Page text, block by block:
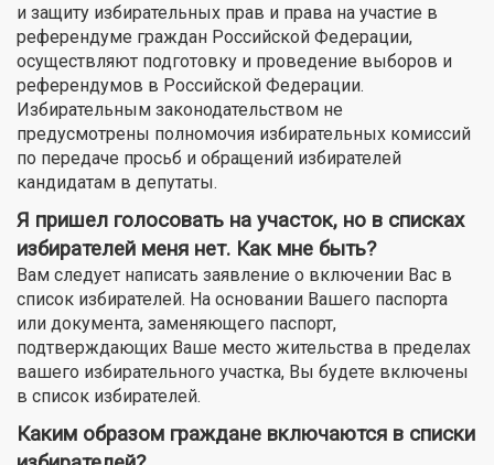
и защиту избирательных прав и права на участие в
референдуме граждан Российской Федерации,
осуществляют подготовку и проведение выборов и
референдумов в Российской Федерации.
Избирательным законодательством не
предусмотрены полномочия избирательных комиссий
по передаче просьб и обращений избирателей
кандидатам в депутаты.
Я пришел голосовать на участок, но в списках
избирателей меня нет. Как мне быть?
Вам следует написать заявление о включении Вас в
список избирателей. На основании Вашего паспорта
или документа, заменяющего паспорт,
подтверждающих Ваше место жительства в пределах
вашего избирательного участка, Вы будете включены
в список избирателей.
Каким образом граждане включаются в списки